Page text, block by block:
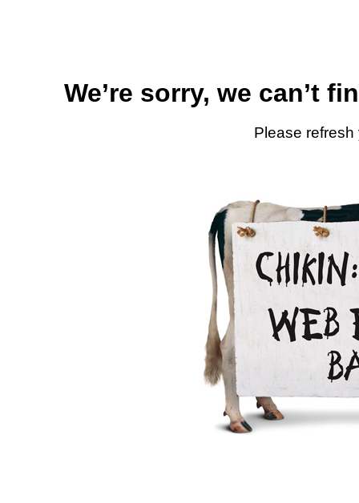
We’re sorry, we can’t
Please refresh